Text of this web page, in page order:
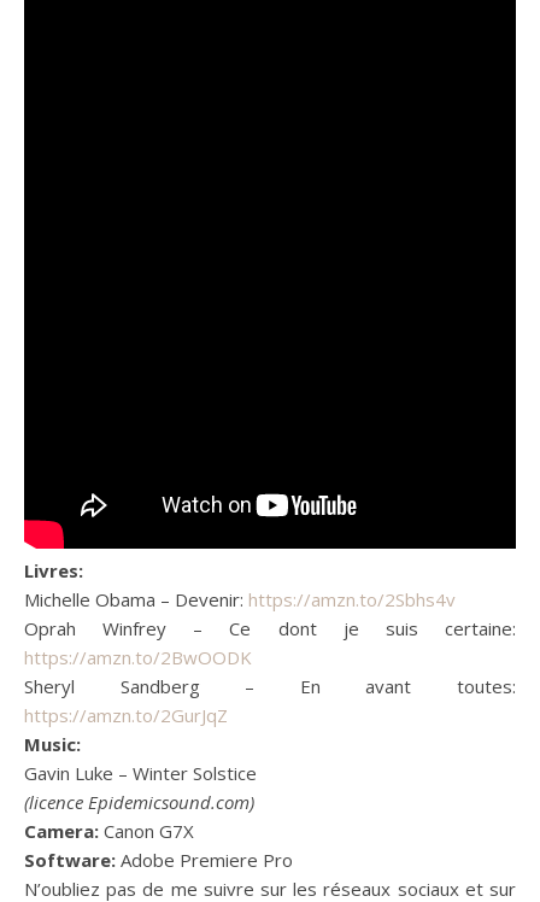
Livres:
Michelle Obama – Devenir: https://amzn.to/2Sbhs4v
Oprah Winfrey – Ce dont je suis certaine:
https://amzn.to/2BwOODK
Sheryl Sandberg – En avant toutes:
https://amzn.to/2GurJqZ
Music:
Gavin Luke – Winter Solstice
(licence Epidemicsound.com)
Camera: Canon G7X
Software: Adobe Premiere Pro
N’oubliez pas de me suivre sur les réseaux sociaux et sur